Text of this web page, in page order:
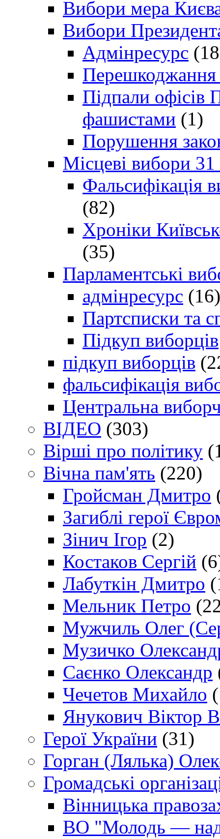
Вибори мера
Вибори
Адмінресурс
Перешкоджання
Підпали офісів
фашистами (1)
Порушення
Місцеві вибори
Фальсифікація
(82)
Хроніки
(35)
Парламентські
адмінресурс (16)
Партсписки та
Підкуп виборців
підкуп виборців
фальсифікація
Центральна
ВІДЕО (303)
Вірші про політику
Вічна пам'ять (220)
Гройсман Дмитро
Загиблі герої
Зінич Ігор (2)
Костаков Сергій
Лабуткін Дмитро
Мельник Петро
Мужчиль Олег
Музичко
Саєнко Олександр
Чечетов Михайло
Янукович Віктор
Герої України (31)
Горган (Лялька)
Громадські
Вінницька
ВО "Молодь —